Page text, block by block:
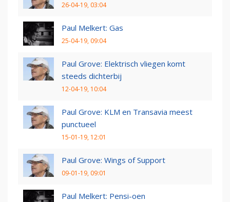
26-04-19, 03:04
Paul Melkert: Gas
25-04-19, 09:04
Paul Grove: Elektrisch vliegen komt
steeds dichterbij
12-04-19, 10:04
Paul Grove: KLM en Transavia meest
punctueel
15-01-19, 12:01
Paul Grove: Wings of Support
09-01-19, 09:01
Paul Melkert: Pensi-oen